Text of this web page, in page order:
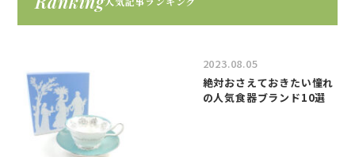
2023.08.05
絶対おさえておきたい憧れ
の人気食器ブランド10選